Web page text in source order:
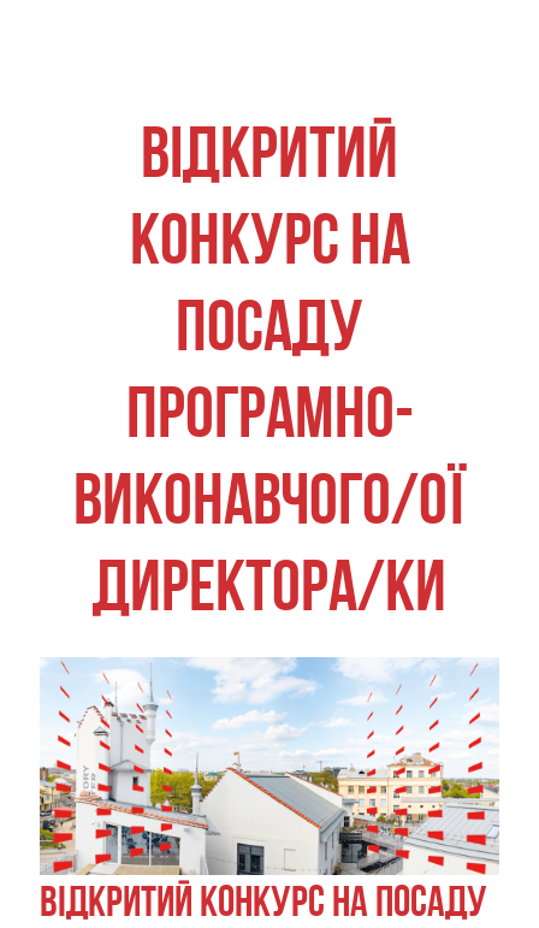
ВІДКРИТИЙ
КОНКУРС НА
ПОСАДУ
ПРОГРАМНО-
ВИКОНАВЧОГО/ОЇ
ДИРЕКТОРА/КИ
ВІДКРИТИЙ КОНКУРС НА ПОСАДУ